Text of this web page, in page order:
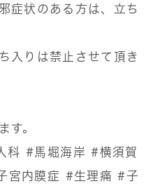
症状のある方は、立ち
入りは禁止させて頂き
す。
科 #馬堀海岸 #横須賀
宮内膜症 #生理痛 #子